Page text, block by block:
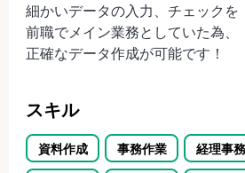
細かいデータの入力、チェックを
前職でメイン業務としていた為、
正確なデータ作成が可能です！
スキル
資料作成 事務作業 経理事務